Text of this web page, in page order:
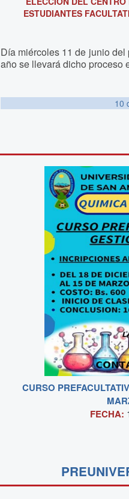
ESTUDIANTES
Día miércoles 11 de junio del
año se llevará dicho proceso
10
CURSO
FECHA: